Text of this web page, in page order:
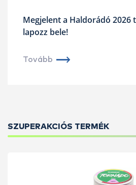
Megjelent a Haldorádó 2026
lapozz bele!
Tovább
SZUPERAKCIÓS TERMÉK